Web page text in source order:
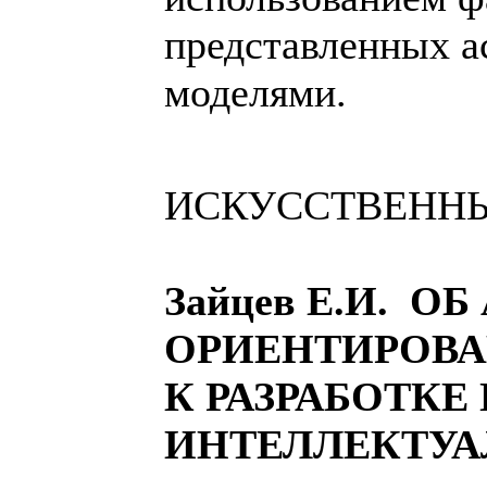
представленных
моделями.
Зайцев Е.И.
К